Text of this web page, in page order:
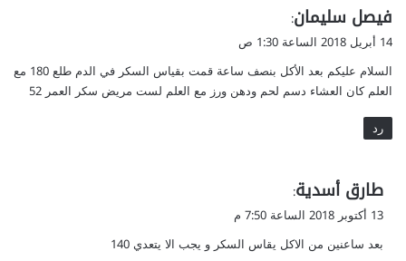
ي
ق
ل
فيصل سليمان:
14 أبريل 2018 الساعة 1:30 ص
السلام عليكم بعد الأكل بنصف ساعة قمت بقياس السكر في الدم طلع 180 مع
العلم كان العشاء دسم لحم ودهن ورز مع العلم لست مريض سكر العمر 52
رد
ي
ق
ل
طارق أسدية:
13 أكتوبر 2018 الساعة 7:50 م
بعد ساعنين من الاكل يقاس السكر و يجب الا يتعدي 140